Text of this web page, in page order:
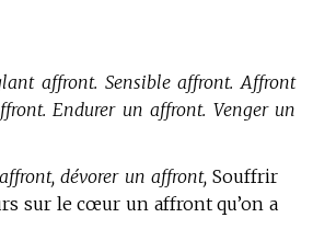
affront. Sensible affront. Affront
Endurer un affront. Venger un
dévorer un affront, Souffrir
sur le cœur un affront qu’on a